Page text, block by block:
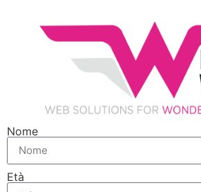
Nome
Età